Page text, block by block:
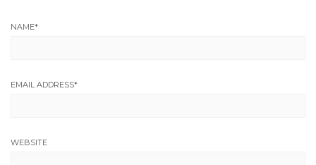
NAME*
EMAIL ADDRESS*
WEBSITE